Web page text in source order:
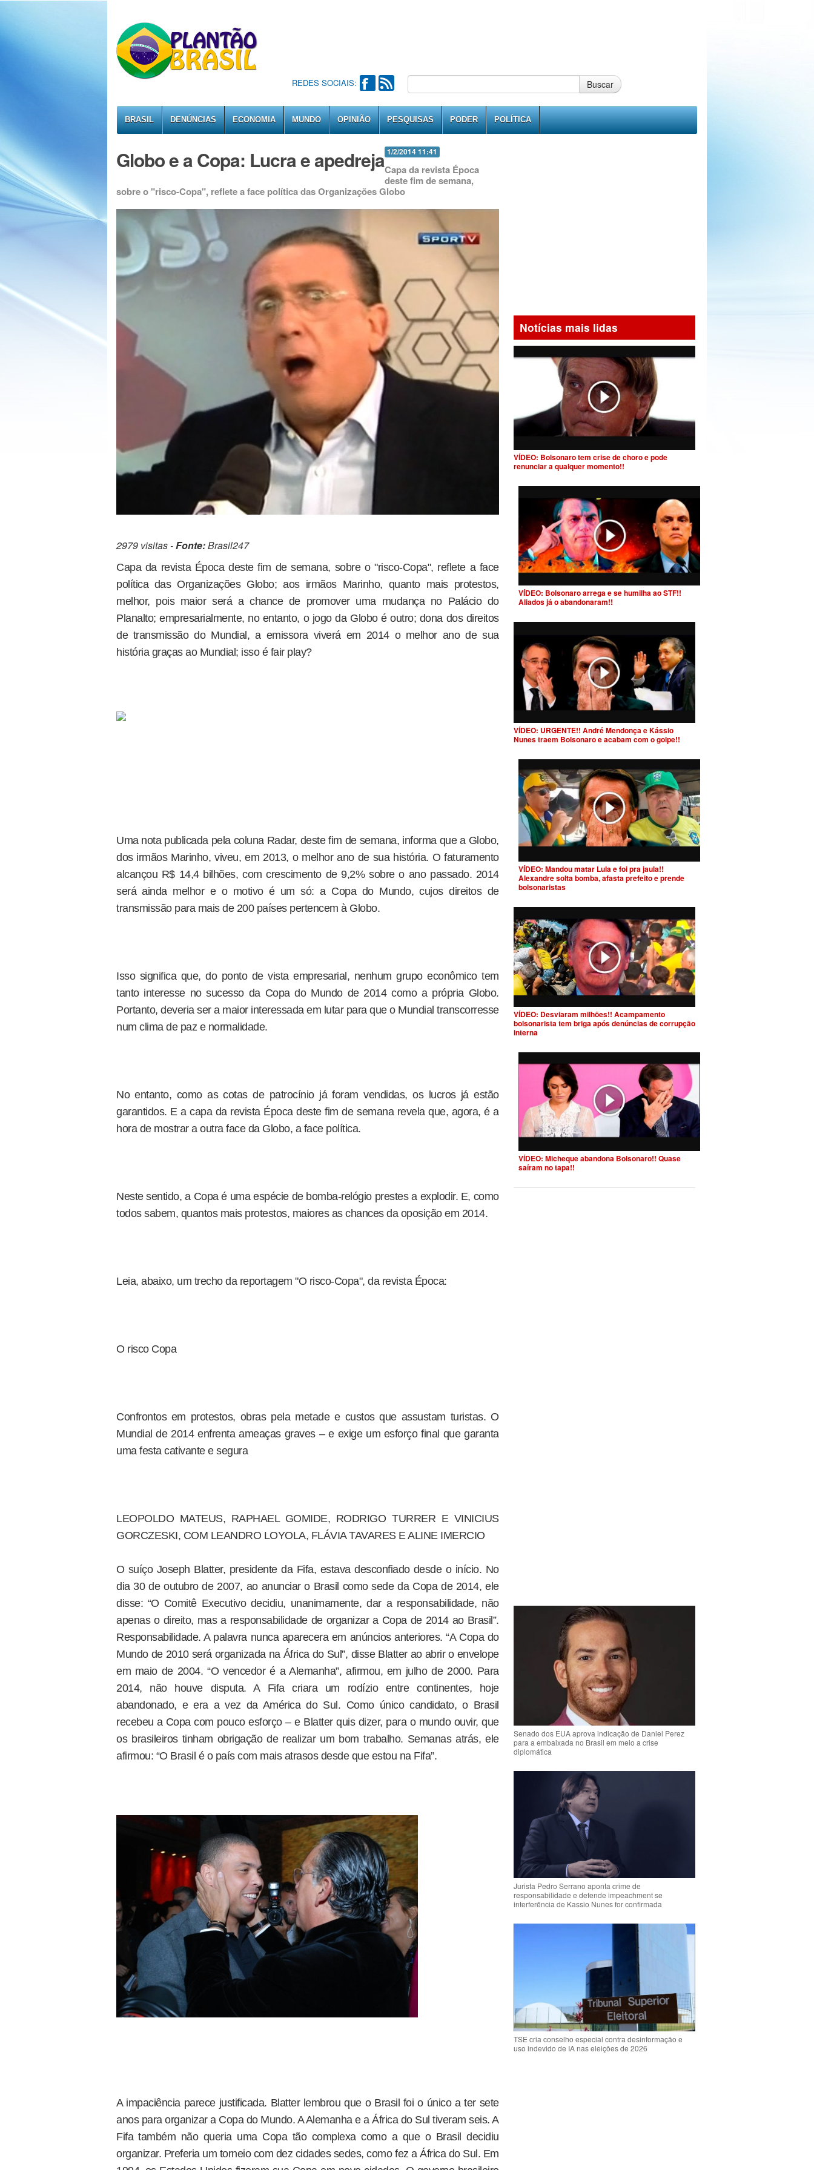
REDES SOCIAIS: Buscar
BRASIL DENÚNCIAS ECONOMIA MUNDO OPINIÃO PESQUISAS PODER POLÍTICA
1/2/2014 11:41
Globo e a Copa: Lucra e apedrejaCapa da revista Época
deste fim de semana,
sobre o "risco-Copa", reflete a face política das Organizações Globo
2979 visitas -Fonte:Brasil247
Capa da revista Época deste fim de semana, sobre o "risco-Copa", reflete a face
política das Organizações Globo; aos irmãos Marinho, quanto mais protestos,
melhor, pois maior será a chance de promover uma mudança no Palácio do
Planalto; empresarialmente, no entanto, o jogo da Globo é outro; dona dos direitos
de transmissão do Mundial, a emissora viverá em 2014 o melhor ano de sua
história graças ao Mundial; isso é fair play?
Uma nota publicada pela coluna Radar, deste fim de semana, informa que a Globo,
dos irmãos Marinho, viveu, em 2013, o melhor ano de sua história. O faturamento
alcançou R$ 14,4 bilhões, com crescimento de 9,2% sobre o ano passado. 2014
será ainda melhor e o motivo é um só: a Copa do Mundo, cujos direitos de
transmissão para mais de 200 países pertencem à Globo.
Isso significa que, do ponto de vista empresarial, nenhum grupo econômico tem
tanto interesse no sucesso da Copa do Mundo de 2014 como a própria Globo.
Portanto, deveria ser a maior interessada em lutar para que o Mundial transcorresse
num clima de paz e normalidade.
No entanto, como as cotas de patrocínio já foram vendidas, os lucros já estão
garantidos. E a capa da revista Época deste fim de semana revela que, agora, é a
hora de mostrar a outra face da Globo, a face política.
Neste sentido, a Copa é uma espécie de bomba-relógio prestes a explodir. E, como
todos sabem, quantos mais protestos, maiores as chances da oposição em 2014.
Leia, abaixo, um trecho da reportagem "O risco-Copa", da revista Época:
O risco Copa
Confrontos em protestos, obras pela metade e custos que assustam turistas. O
Mundial de 2014 enfrenta ameaças graves – e exige um esforço final que garanta
uma festa cativante e segura
LEOPOLDO MATEUS, RAPHAEL GOMIDE, RODRIGO TURRER E VINICIUS
GORCZESKI, COM LEANDRO LOYOLA, FLÁVIA TAVARES E ALINE IMERCIO
O suíço Joseph Blatter, presidente da Fifa, estava desconfiado desde o início. No
dia 30 de outubro de 2007, ao anunciar o Brasil como sede da Copa de 2014, ele
disse: “O Comitê Executivo decidiu, unanimamente, dar a responsabilidade, não
apenas o direito, mas a responsabilidade de organizar a Copa de 2014 ao Brasil”.
Responsabilidade. A palavra nunca aparecera em anúncios anteriores. “A Copa do
Mundo de 2010 será organizada na África do Sul”, disse Blatter ao abrir o envelope
em maio de 2004. “O vencedor é a Alemanha”, afirmou, em julho de 2000. Para
2014, não houve disputa. A Fifa criara um rodízio entre continentes, hoje
abandonado, e era a vez da América do Sul. Como único candidato, o Brasil
recebeu a Copa com pouco esforço – e Blatter quis dizer, para o mundo ouvir, que
os brasileiros tinham obrigação de realizar um bom trabalho. Semanas atrás, ele
afirmou: “O Brasil é o país com mais atrasos desde que estou na Fifa”.
A impaciência parece justificada. Blatter lembrou que o Brasil foi o único a ter sete
anos para organizar a Copa do Mundo. A Alemanha e a África do Sul tiveram seis. A
Fifa também não queria uma Copa tão complexa como a que o Brasil decidiu
organizar. Preferia um torneio com dez cidades sedes, como fez a África do Sul. Em
Notícias mais lidas
VÍDEO: Bolsonaro tem crise de choro e pode
renunciar a qualquer momento!!
VÍDEO: Bolsonaro arrega e se humilha ao STF!!
Aliados já o abandonaram!!
VÍDEO: URGENTE!! André Mendonça e Kássio
Nunes traem Bolsonaro e acabam com o golpe!!
VÍDEO: Mandou matar Lula e foi pra jaula!!
Alexandre solta bomba, afasta prefeito e prende
bolsonaristas
VÍDEO: Desviaram milhões!! Acampamento
bolsonarista tem briga após denúncias de corrupção
interna
VÍDEO: Micheque abandona Bolsonaro!! Quase
saíram no tapa!!
Senado dos EUA aprova indicação de Daniel Perez
para a embaixada no Brasil em meio a crise
diplomática
Jurista Pedro Serrano aponta crime de
responsabilidade e defende impeachment se
interferência de Kassio Nunes for confirmada
TSE cria conselho especial contra desinformação e
uso indevido de IA nas eleições de 2026